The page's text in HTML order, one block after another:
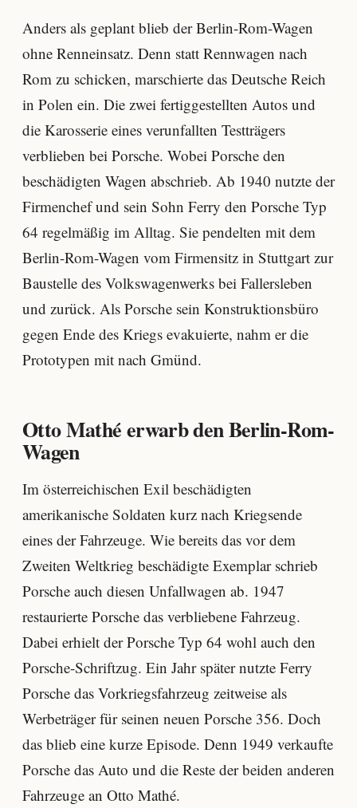
Anders als geplant blieb der Berlin-Rom-Wagen
ohne Renneinsatz. Denn statt Rennwagen nach
Rom zu schicken, marschierte das Deutsche Reich
in Polen ein. Die zwei fertiggestellten Autos und
die Karosserie eines verunfallten Testträgers
verblieben bei Porsche. Wobei Porsche den
beschädigten Wagen abschrieb. Ab 1940 nutzte der
Firmenchef und sein Sohn Ferry den Porsche Typ
64 regelmäßig im Alltag. Sie pendelten mit dem
Berlin-Rom-Wagen vom Firmensitz in Stuttgart zur
Baustelle des Volkswagenwerks bei Fallersleben
und zurück. Als Porsche sein Konstruktionsbüro
gegen Ende des Kriegs evakuierte, nahm er die
Prototypen mit nach Gmünd.
Otto Mathé erwarb den Berlin-Rom-
Wagen
Im österreichischen Exil beschädigten
amerikanische Soldaten kurz nach Kriegsende
eines der Fahrzeuge. Wie bereits das vor dem
Zweiten Weltkrieg beschädigte Exemplar schrieb
Porsche auch diesen Unfallwagen ab. 1947
restaurierte Porsche das verbliebene Fahrzeug.
Dabei erhielt der Porsche Typ 64 wohl auch den
Porsche-Schriftzug. Ein Jahr später nutzte Ferry
Porsche das Vorkriegsfahrzeug zeitweise als
Werbeträger für seinen neuen Porsche 356. Doch
das blieb eine kurze Episode. Denn 1949 verkaufte
Porsche das Auto und die Reste der beiden anderen
Fahrzeuge an Otto Mathé.